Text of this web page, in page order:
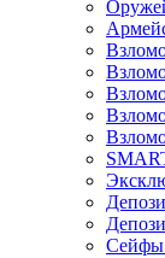
Сейфы